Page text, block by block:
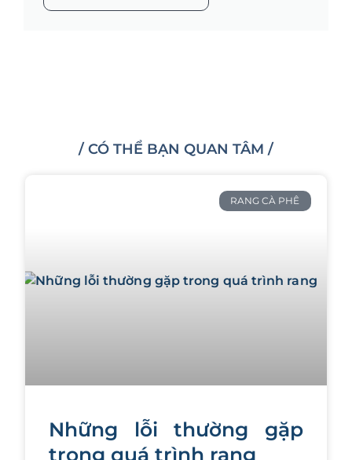
/ CÓ THỂ BẠN QUAN TÂM /
RANG CÀ PHÊ
Những lỗi thường gặp
trong quá trình rang